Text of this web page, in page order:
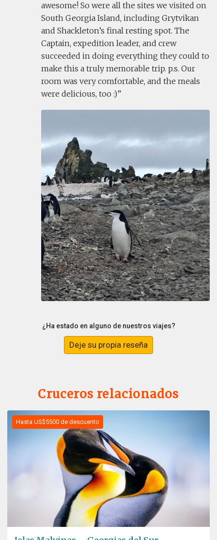
awesome! So were all the sites we visited on
South Georgia Island, including Grytvikan
and Shackleton’s final resting spot. The
Captain, expedition leader, and crew
succeeded in doing everything they could to
make this a truly memorable trip. p.s. Our
room was very comfortable, and the meals
were delicious, too :)
¿Ha estado en alguno de nuestros viajes?
Deje su propia reseña
Cruceros relacionados
Hasta US$5500 de descuento